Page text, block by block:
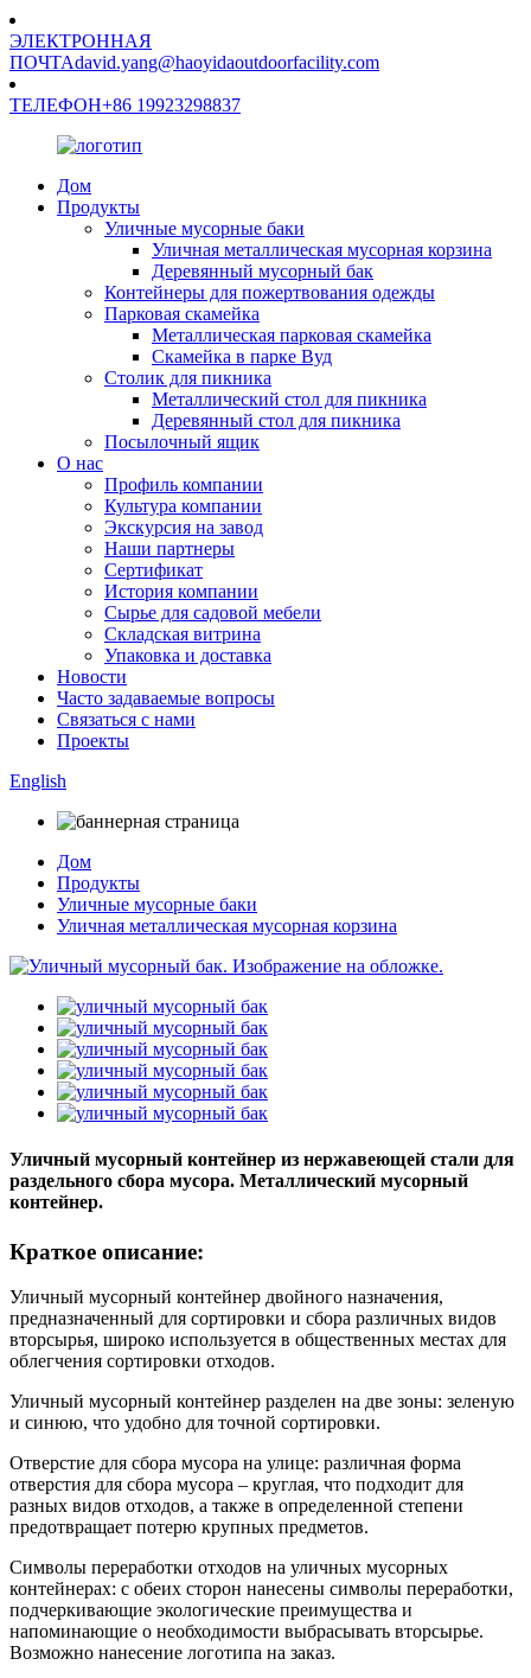
ЭЛЕКТРОННАЯ
ПОЧТАdavid.yang@haoyidaoutdoorfacility.com
ТЕЛЕФОН+86 19923298837
Дом
Продукты
Уличные мусорные баки
Уличная металлическая мусорная корзина
Деревянный мусорный бак
Контейнеры для пожертвования одежды
Парковая скамейка
Металлическая парковая скамейка
Скамейка в парке Вуд
Столик для пикника
Металлический стол для пикника
Деревянный стол для пикника
Посылочный ящик
О нас
Профиль компании
Культура компании
Экскурсия на завод
Наши партнеры
Сертификат
История компании
Сырье для садовой мебели
Складская витрина
Упаковка и доставка
Новости
Часто задаваемые вопросы
Связаться с нами
Проекты
English
Дом
Продукты
Уличные мусорные баки
Уличная металлическая мусорная корзина
Уличный мусорный контейнер из нержавеющей стали для
раздельного сбора мусора. Металлический мусорный
контейнер.
Краткое описание:
Уличный мусорный контейнер двойного назначения,
предназначенный для сортировки и сбора различных видов
вторсырья, широко используется в общественных местах для
облегчения сортировки отходов.
Уличный мусорный контейнер разделен на две зоны: зеленую
и синюю, что удобно для точной сортировки.
Отверстие для сбора мусора на улице: различная форма
отверстия для сбора мусора – круглая, что подходит для
разных видов отходов, а также в определенной степени
предотвращает потерю крупных предметов.
Символы переработки отходов на уличных мусорных
контейнерах: с обеих сторон нанесены символы переработки,
подчеркивающие экологические преимущества и
напоминающие о необходимости выбрасывать вторсырье.
Возможно нанесение логотипа на заказ.